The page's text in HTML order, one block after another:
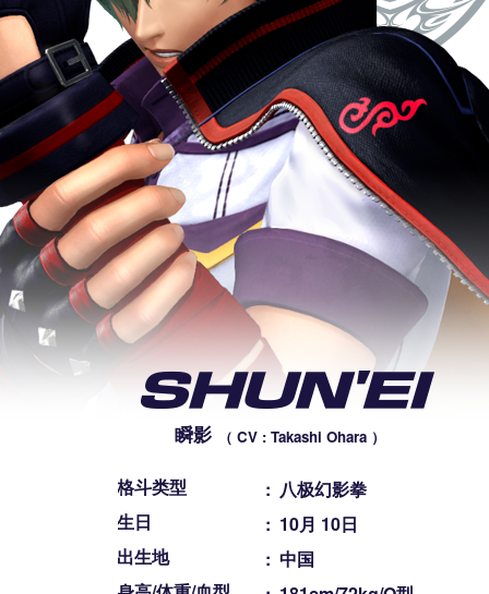
瞬影 （ CV : Takashi Ohara ）
格斗类型 : 八极幻影拳
生日
: 10月 10日
出生地
: 中国